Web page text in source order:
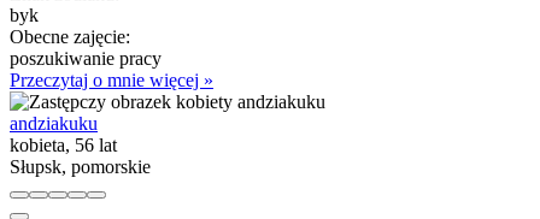
byk
Obecne zajęcie:
poszukiwanie pracy
Przeczytaj o mnie więcej »
andziakuku
kobieta, 56 lat
Słupsk, pomorskie